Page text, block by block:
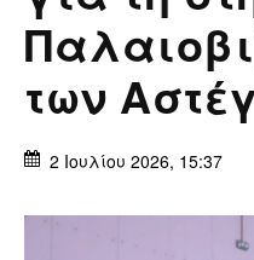
των
2 Ιουλίου 2026, 15:37